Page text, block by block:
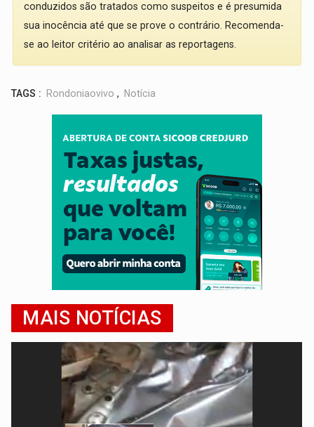
conduzidos são tratados como suspeitos e é presumida
sua inocência até que se prove o contrário. Recomenda-
se ao leitor critério ao analisar as reportagens.
TAGS : Rondoniaovivo , Notícia
MAIS NOTÍCIAS